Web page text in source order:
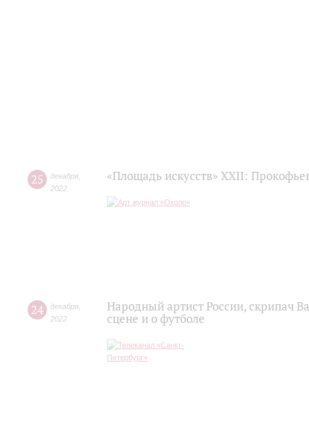
25 декабря
2022
«Площадь искусств» XXII:
24 декабря
2022
Народный артист России, скрипач
сцене и о футболе